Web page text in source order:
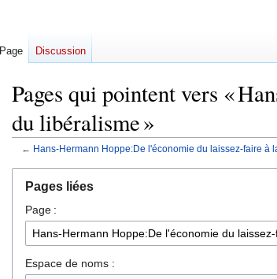
Pages qui pointent vers «
du libéralisme »
← Hans-Hermann Hoppe:De l'économie du laissez-faire à
navigation
recherche
Pages liées
Page :
Espace de noms :
Page Discussion